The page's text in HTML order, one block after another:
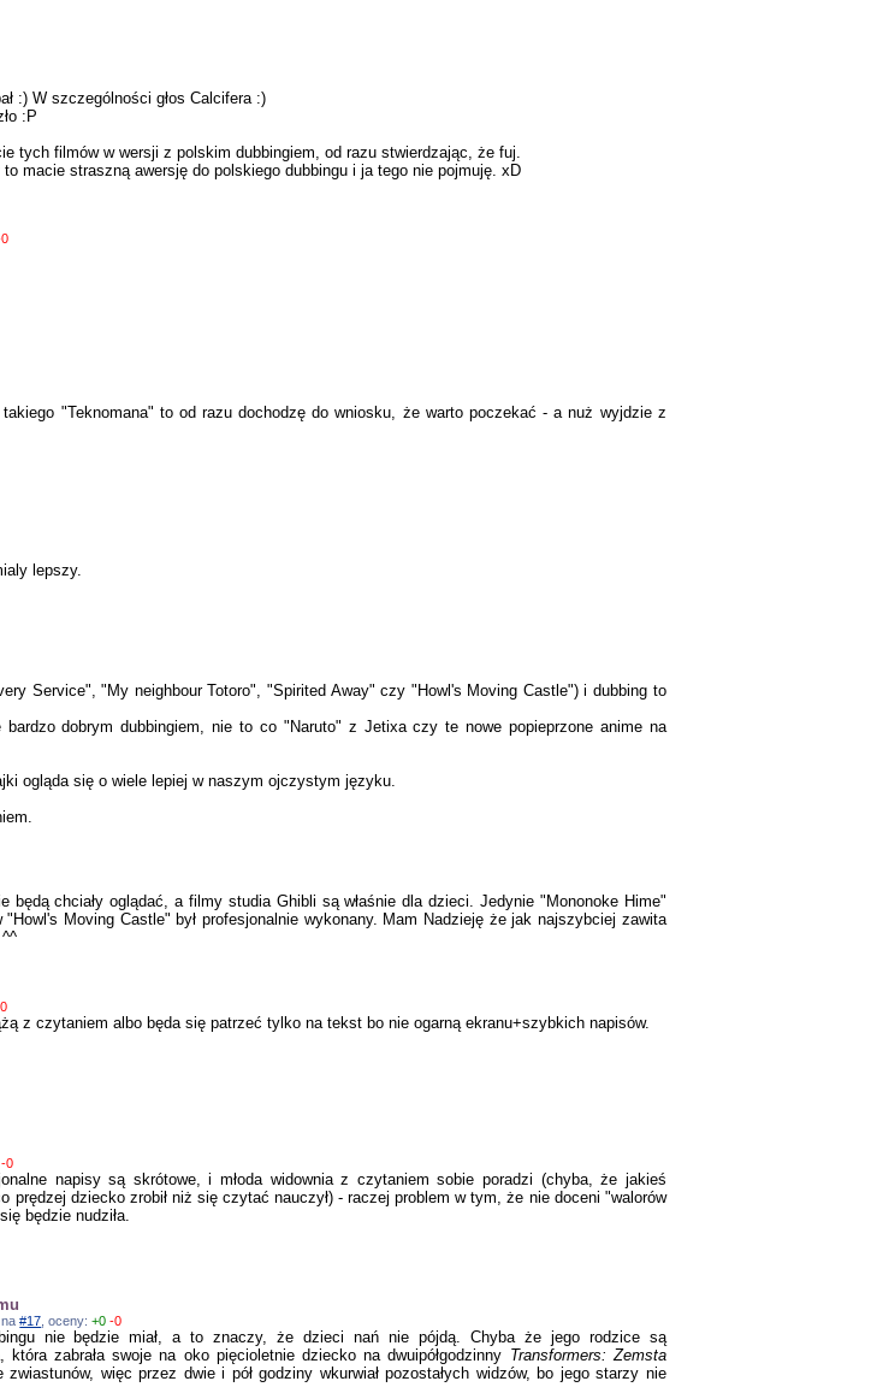
:) W szczególności głos Calcifera :)
:P
tych filmów w wersji z polskim dubbingiem, od razu stwierdzając, że fuj.
macie straszną awersję do polskiego dubbingu i ja tego nie pojmuję. xD
"Teknomana" to od razu dochodzę do wniosku, że warto poczekać - a nuż wyjdzie z
lepszy.
Service", "My neighbour Totoro", "Spirited Away" czy "Howl's Moving Castle") i dubbing to
dobrym dubbingiem, nie to co "Naruto" z Jetixa czy te nowe popieprzone anime na
ogląda się o wiele lepiej w naszym ojczystym języku.
chciały oglądać, a filmy studia Ghibli są właśnie dla dzieci. Jedynie "Mononoke Hime"
Moving Castle" był profesjonalnie wykonany. Mam Nadzieję że jak najszybciej zawita
z czytaniem albo będa się patrzeć tylko na tekst bo nie ogarną ekranu+szybkich napisów.
-0
napisy są skrótowe, i młoda widownia z czytaniem sobie poradzi (chyba, że jakieś
prędzej dziecko zrobił niż się czytać nauczył) - raczej problem w tym, że nie doceni "walorów
będzie nudziła.
na#17 , oceny:+0 -0
nie będzie miał, a to znaczy, że dzieci nań nie pójdą. Chyba że jego rodzice są
zabrała swoje na oko pięcioletnie dziecko na dwuipółgodzinny Transformers: Zemsta
zwiastunów, więc przez dwie i pół godziny wkurwiał pozostałych widzów, bo jego starzy nie